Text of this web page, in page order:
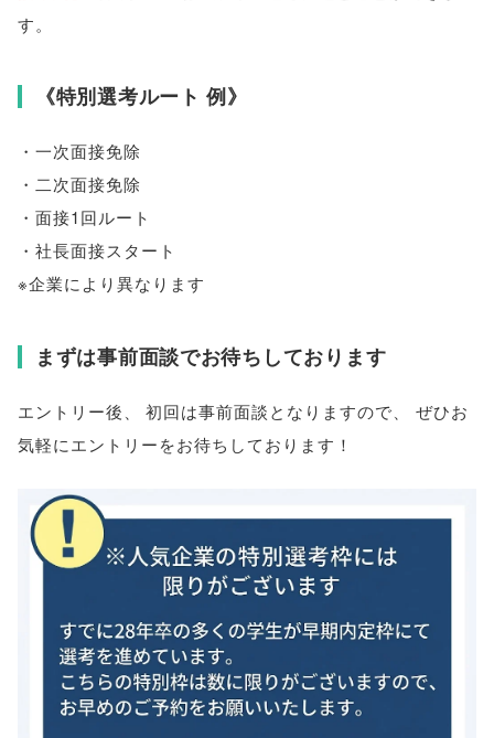
す。
《特別選考ルート 例》
・一次面接免除
・二次面接免除
・面接1回ルート
・社長面接スタート
※企業により異なります
まずは事前面談でお待ちしております
エントリー後、 初回は事前面談となりますので、
ぜひお
気軽にエントリーをお待ちしております！